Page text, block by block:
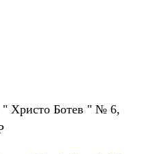
Христо Ботев " № 6,